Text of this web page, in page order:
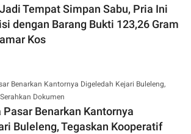
Tempat Simpan Sabu, Pria Ini
dengan Barang Bukti 123,26 Gram
Kos
Benarkan Kantornya
Buleleng, Tegaskan Kooperatif